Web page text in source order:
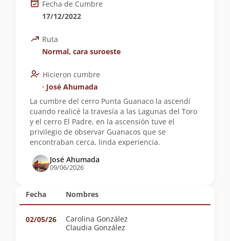
Fecha Nombres
02/05/26
Carolina González
Claudia González
Fecha de Cumbre
17/12/2022
Ruta
Normal, cara suroeste
Hicieron cumbre
∙ José Ahumada
La cumbre del cerro Punta Guanaco la ascendí
cuando realicé la travesía a las Lagunas del Toro
y el cerro El Padre, en la ascensión tuve el
privilegio de observar Guanacos que se
encontraban cerca, linda experiencia.
José Ahumada
09/06/2026